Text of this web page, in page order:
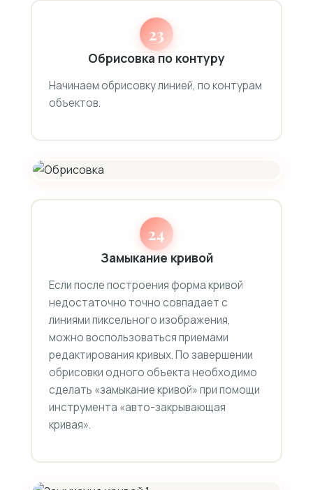
23
Обрисовка по контуру
Начинаем обрисовку линией, по контурам
объектов.
24
Замыкание кривой
Если после построения форма кривой
недостаточно точно совпадает с
линиями пиксельного изображения,
можно воспользоваться приемами
редактирования кривых. По завершении
обрисовки одного объекта необходимо
сделать «замыкание кривой» при помощи
инструмента «авто-закрывающая
кривая».